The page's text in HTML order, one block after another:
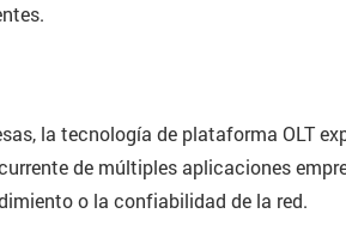
la tecnología de plataforma OLT
de múltiples aplicaciones
o la confiabilidad de la red.